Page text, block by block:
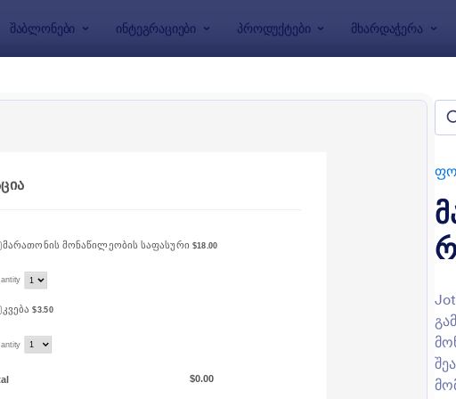
შაბლონები ინტეგრაციები პროდუქტები მხარდაჭერა
ღონისძიებაზე რეგისტრაციის
გადახედვა: